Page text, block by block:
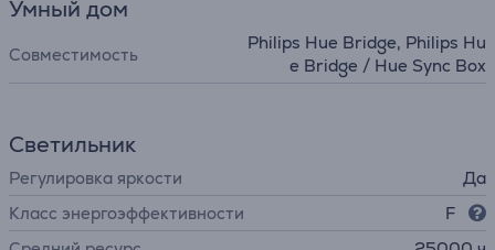
Умный дом
Совместимость
Philips Hue Bridge, Philips Hu
e Bridge / Hue Sync Box
Светильник
Регулировка яркости
Да
Класс энергоэффективности
F